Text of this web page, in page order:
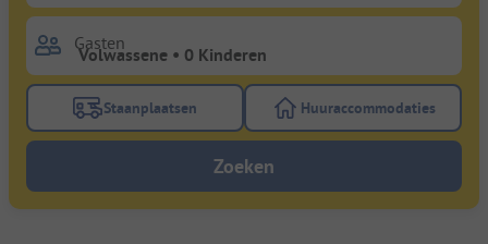
Gasten
Gebruik de filterknop staanplaatsen om te zoeken
Staanplaatsen Gebruik de
Huuraccommodaties
Zoeken